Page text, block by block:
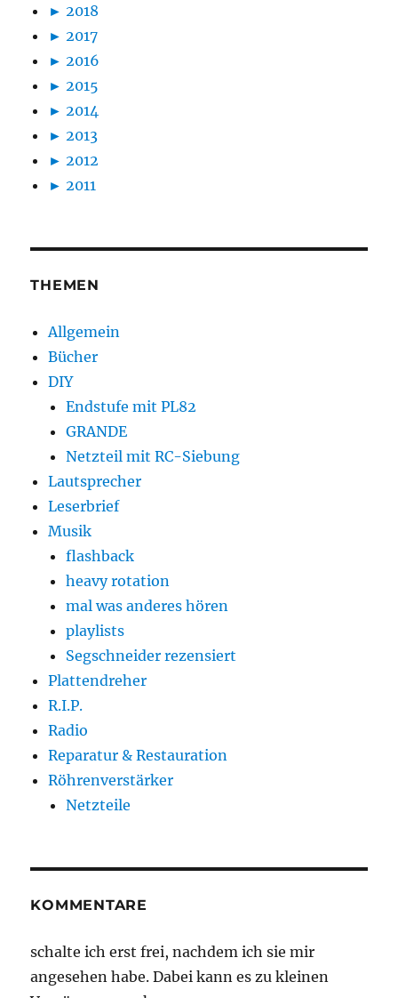
► 2018
► 2017
► 2016
► 2015
► 2014
► 2013
► 2012
► 2011
THEMEN
Allgemein
Bücher
DIY
Endstufe mit PL82
GRANDE
Netzteil mit RC-Siebung
Lautsprecher
Leserbrief
Musik
flashback
heavy rotation
mal was anderes hören
playlists
Segschneider rezensiert
Plattendreher
R.I.P.
Radio
Reparatur & Restauration
Röhrenverstärker
Netzteile
KOMMENTARE
schalte ich erst frei, nachdem ich sie mir
angesehen habe. Dabei kann es zu kleinen